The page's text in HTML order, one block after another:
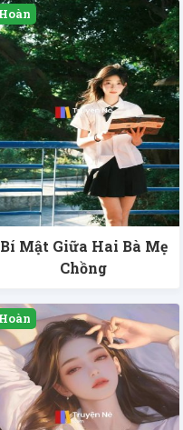
Bí Mật Giữa Hai Bà Mẹ
Chồng